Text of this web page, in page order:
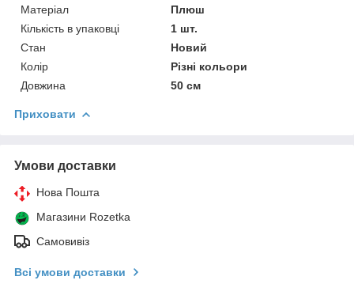
Матеріал
Плюш
Кількість в упаковці
1 шт.
Стан
Новий
Колір
Різні кольори
Довжина
50 см
Приховати
Умови доставки
Нова Пошта
Магазини Rozetka
Самовивіз
Всі умови доставки